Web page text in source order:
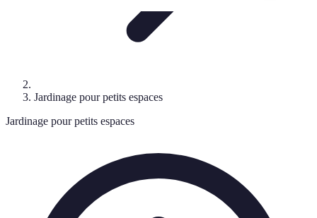
Jardinage pour petits espaces
Jardinage pour petits espaces